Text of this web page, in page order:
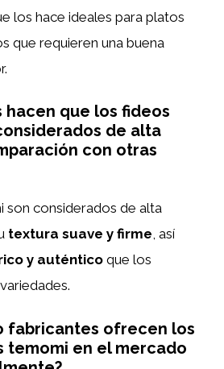
los hace ideales para platos
que requieren una buena
hacen que los fideos
de alta
con otras
son considerados de alta
textura suave y firme, así
y auténtico que los
fabricantes ofrecen los
temomi en el mercado